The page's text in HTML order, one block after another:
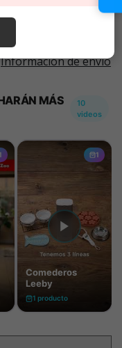
Información de envío